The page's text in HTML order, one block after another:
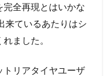
完全再現とはいかな
来ているあたりはシ
ました。
トリアタイヤユーザ